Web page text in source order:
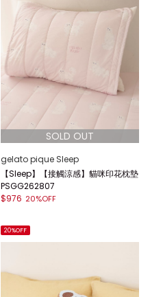
gelato pique Sleep
【Sleep】【接觸涼感】貓咪印花枕墊
PSGG262807
$976 20%OFF
20%OFF